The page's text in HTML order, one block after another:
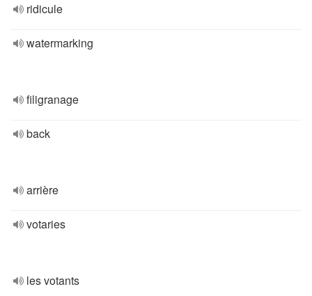
ridicule
watermarking
filigranage
back
arrière
votaries
les votants